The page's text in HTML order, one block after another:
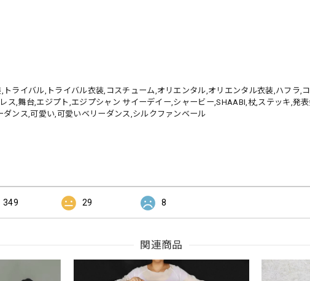
ライバル,トライバル衣装,コスチューム,オリエンタル,オリエンタル衣装,ハフラ,
ス,舞台,エジプト,エジプシャン サイーデイー,シャービー,SHAABI,杖,ステッキ,発
ダンス,可愛い,可愛いベリーダンス,シルクファンベール
349 29 8
関連商品